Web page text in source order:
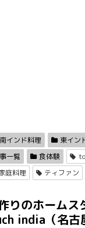
南インド料理
東イン
一覧 食体験
庭料理 ティファン
りのホーム
india（名古